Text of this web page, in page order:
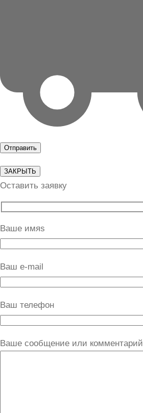
ЗАКРЫТЬ
Оставить заявку
Ваше имяs
Ваш e-mail
Ваш телефон
Ваше сообщение или комментарий